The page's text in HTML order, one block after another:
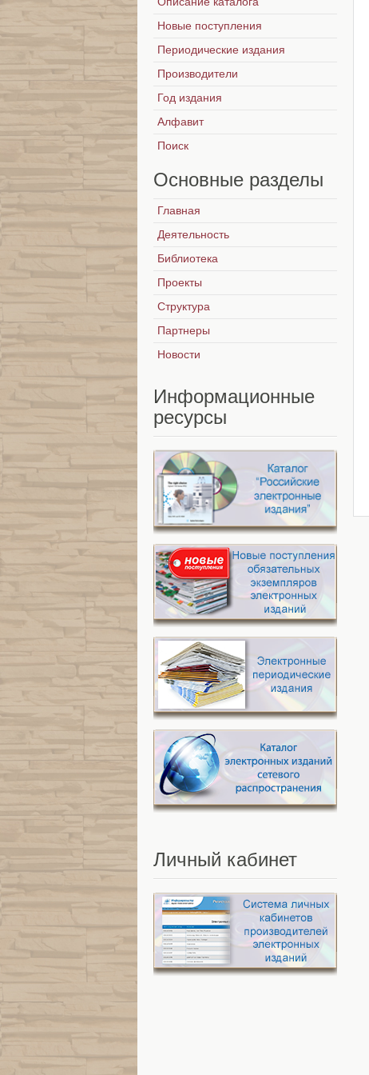
Новые поступления
Периодические издания
Производители
Год издания
Алфавит
Поиск
Основные разделы
Главная
Деятельность
Библиотека
Проекты
Структура
Партнеры
Новости
Информационные
ресурсы
Личный кабинет